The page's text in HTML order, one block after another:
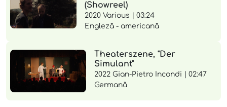
(Showreel)
2020 Various | 03:24
Engleză - americană
Theaterszene, "Der
Simulant"
2022 Gian-Pietro Incondi | 02:47
Germană